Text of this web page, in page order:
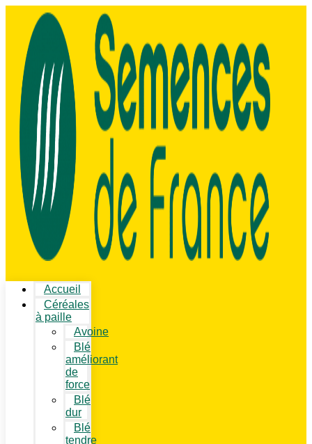
Accueil
Céréales
à paille
Avoine
Blé
améliorant
de
force
Blé
dur
Blé
tendre